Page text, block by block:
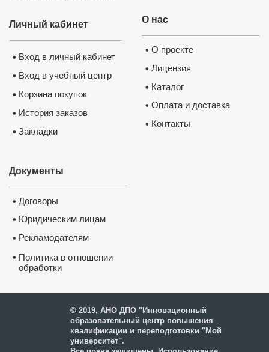
О нас
• О проекте
• Лицензия
• Каталог
• Оплата и доставка
• Контакты
Личный кабинет
• Вход в личный кабинет
• Вход в учебный центр
• Корзина покупок
• История заказов
• Закладки
Документы
• Договоры
• Юридическим лицам
• Рекламодателям
• Политика в отношении
обработки
© 2019, АНО ДПО "Инновационный
образовательный центр повышения
квалификации и переподготовки "Мой
университет".